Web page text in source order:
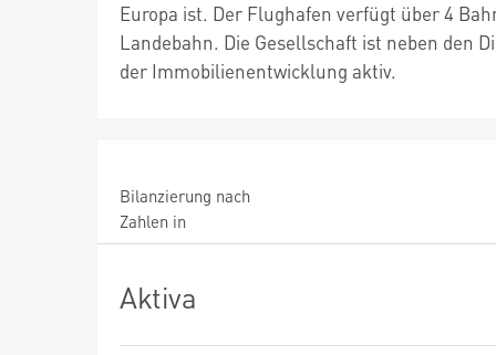
Europa ist. Der Flughafen verfügt über 4
Landebahn. Die Gesellschaft ist neben den
der Immobilienentwicklung aktiv.
Bilanzierung nach
Zahlen in
Aktiva